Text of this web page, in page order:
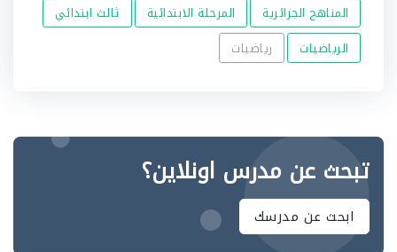
المناهج الجزائرية المرحلة الابتدائية
ثالث ابتدائي
الرياضيات
رياضيات
تبحث عن مدرس اونلاين؟
ابحث عن مدرسك